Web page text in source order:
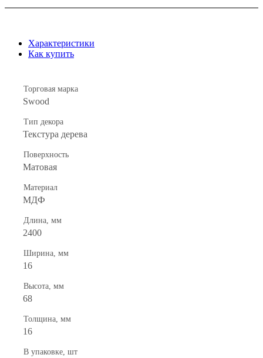
Характеристики
Как купить
Торговая марка
Swood
Тип декора
Текстура дерева
Поверхность
Матовая
Материал
МДФ
Длина, мм
2400
Ширина, мм
16
Высота, мм
68
Толщина, мм
16
В упаковке, шт